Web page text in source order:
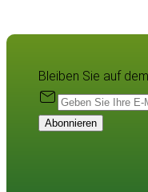
Bleiben Sie auf
Abonnieren